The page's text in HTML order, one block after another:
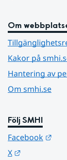
Om
Kakor på
Hantering av
Om smhi.se
Följ SMHI
Facebook
X